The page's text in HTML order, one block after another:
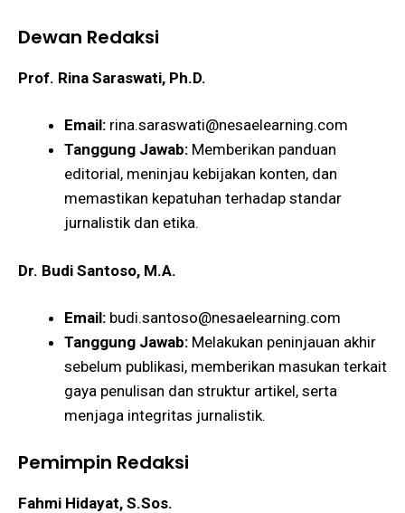
Dewan Redaksi
Prof. Rina Saraswati, Ph.D.
Email: rina.saraswati@nesaelearning.com
Tanggung Jawab: Memberikan panduan
editorial, meninjau kebijakan konten, dan
memastikan kepatuhan terhadap standar
jurnalistik dan etika.
Dr. Budi Santoso, M.A.
Email: budi.santoso@nesaelearning.com
Tanggung Jawab: Melakukan peninjauan akhir
sebelum publikasi, memberikan masukan terkait
gaya penulisan dan struktur artikel, serta
menjaga integritas jurnalistik.
Pemimpin Redaksi
Fahmi Hidayat, S.Sos.